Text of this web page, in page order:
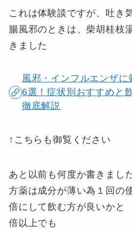
これは体験談ですが、吐き
腸風邪のときは、柴胡桂枝
きました
風邪・インフルエンザ
6選！症状別おすすめと
徹底解説
↑こちらも御覧ください
あと以前も何度か書きまし
方薬は成分が薄い為１回の
倍にして飲む方が良いかと
倍以上でも